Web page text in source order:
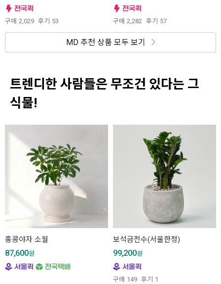
구매 2,029 후기 53 구매 2,282 후기 57
MD 추천 상품 모두 보기
트렌디한 사람들은 무조건 있다는 그
식물!
홍콩야자 소월
87,600원
보석금전수(서울한정)
99,200원
구매 149 후기 1